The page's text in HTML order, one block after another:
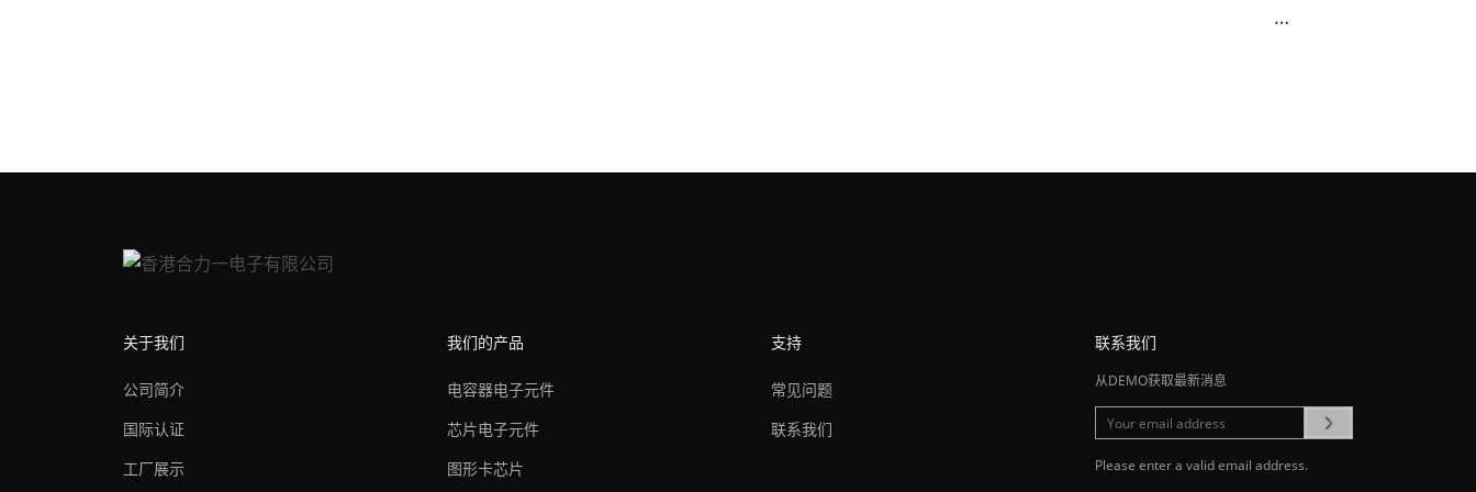
卡
关于我们
公司简介
国际认证
工厂展示
我们的产品
电容器电子元件
芯片电子元件
图形卡芯片
支持
常见问题
联系我们
联系我们
从DEMO获取最新消息
Please enter a valid email address.